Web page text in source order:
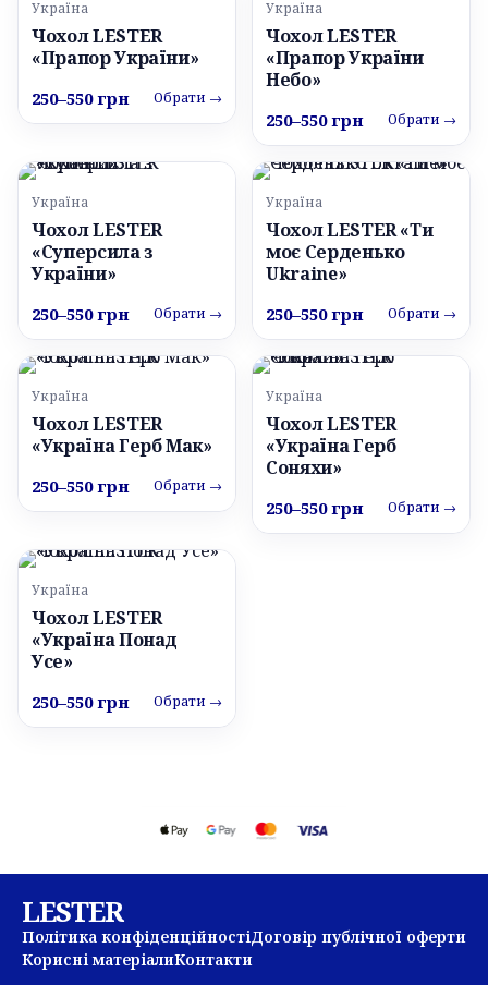
Україна
Чохол LESTER
«Прапор України»
250–550 грн Обрати →
Україна
Чохол LESTER
«Прапор України
Небо»
250–550 грн Обрати →
Україна
Чохол LESTER
«Суперсила з
України»
250–550 грн Обрати →
Україна
Чохол LESTER «Ти
моє Серденько
Ukraine»
250–550 грн Обрати →
Україна
Чохол LESTER
«Україна Герб Мак»
250–550 грн Обрати →
Україна
Чохол LESTER
«Україна Герб
Соняхи»
250–550 грн Обрати →
Україна
Чохол LESTER
«Україна Понад
Усе»
250–550 грн Обрати →
LESTER
Політика конфіденційностіДоговір публічної оферти
Корисні матеріалиКонтакти